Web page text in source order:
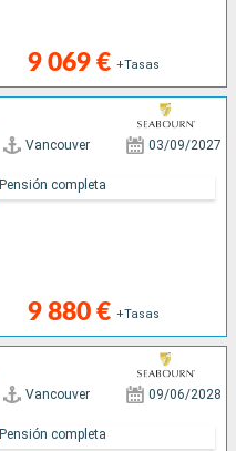
9 069 € +Tasas
Vancouver 03/09/2027
9 880 € +Tasas
Pensión completa
Vancouver 09/06/2028
Pensión completa